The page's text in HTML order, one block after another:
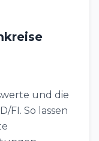
und die
FI. So lassen